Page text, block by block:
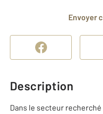
Envoyer
Description
Dans le secteur recherché